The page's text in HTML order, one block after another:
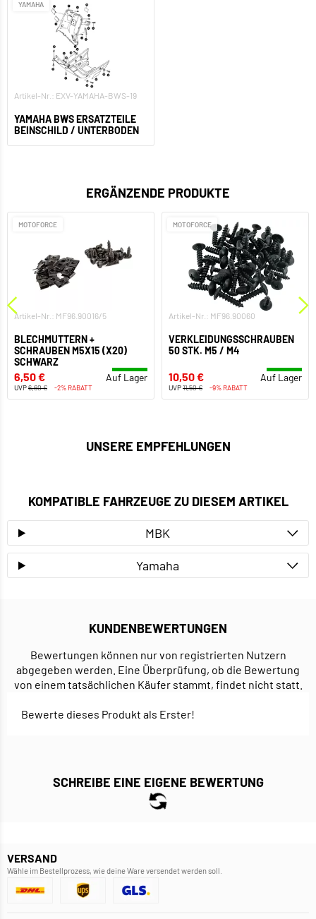
YAMAHA
Artikel-Nr.: EXV-YAMAHA-BWS-19
YAMAHA BWS ERSATZTEILE
BEINSCHILD / UNTERBODEN
ERGÄNZENDE PRODUKTE
MOTOFORCE
Artikel-Nr.: MF96.90016/5
BLECHMUTTERN +
SCHRAUBEN M5X15 (X20)
SCHWARZ
6,50 € Auf Lager
UVP6,60 € -2% RABATT
MOTOFORCE
Artikel-Nr.: MF96.90060
VERKLEIDUNGSSCHRAUBEN
50 STK. M5 / M4
10,50 € Auf Lager
UVP11,50 € -9% RABATT
UNSERE EMPFEHLUNGEN
KOMPATIBLE FAHRZEUGE ZU DIESEM ARTIKEL
MBK
Yamaha
KUNDENBEWERTUNGEN
Bewertungen können nur von registrierten Nutzern
abgegeben werden. Eine Überprüfung, ob die Bewertung
von einem tatsächlichen Käufer stammt, findet nicht statt.
Bewerte dieses Produkt als Erster!
SCHREIBE EINE EIGENE BEWERTUNG
VERSAND
Wähle im Bestellprozess, wie deine Ware versendet werden soll.